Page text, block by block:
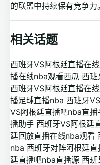
的联盟中持续保有竞争力。
相关话题
西班牙VS阿根廷直播在
播在线nba观看西瓜 西班
西班牙VS阿根廷直播在
播足球直播nba 西班牙
VS阿根廷直播吧nba直播
播助手 西班牙VS阿根廷
廷回放直播在线nba观看
nba 西班牙对阵阿根廷
廷直播吧nba直播源 西班